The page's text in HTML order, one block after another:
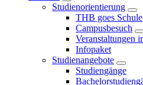
Studienorientierung
THB goes Schule
Campusbesuch
Veranstaltungen
Infopaket
Studienangebote
Studiengänge